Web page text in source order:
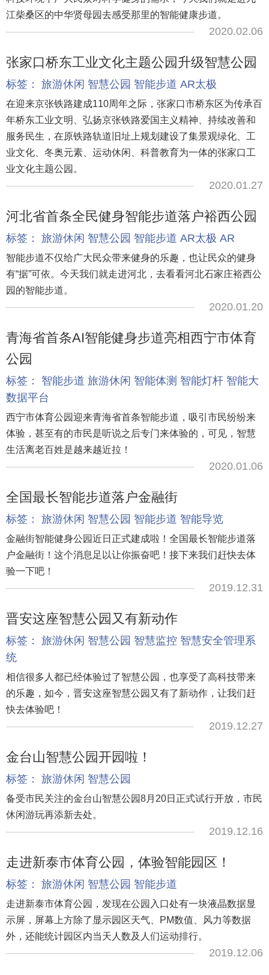
江柴桑区的中华贤母园去感受那里的智能健康步道。
2020.02.06
张家口桥东工业文化主题公园升级智慧公园
标签： 旅游休闲 智慧公园 智能步道 AR太极
在迎来京张铁路建成110周年之际，张家口市桥东区为传承百
年桥东工业文明、弘扬京张铁路爱国主义精神、持续改善和
服务民生，在原铁路轨道旧址上规划建设了集景观绿化、工
业文化、冬奥元素、运动休闲、科普教育为一体的张家口工
业文化主题公园。
2020.01.27
河北省首条全民健身智能步道落户裕西公园
标签： 旅游休闲 智慧公园 智能步道 AR太极 AR
智能步道不仅给广大民众带来健身的乐趣，也让民众的健身
有“据”可依。今天我们就走进河北，去看看河北石家庄裕西公
园的智能步道。
2020.01.20
青海省首条AI智能健身步道亮相西宁市体育
公园
标签： 智能步道 旅游休闲 智能体测 智能灯杆 智能大
数据平台
西宁市体育公园迎来青海省首条智能步道，吸引市民纷纷来
体验，甚至有的市民是听说之后专门来体验的，可见，智慧
生活离老百姓是越来越近拉！
2020.01.06
全国最长智能步道落户金融街
标签： 旅游休闲 智慧公园 智能步道 智能导览
金融街智能健身公园近日正式建成啦！全国最长智能步道落
户金融街！这个消息足以让你振奋吧！接下来我们赶快去体
验一下吧！
2019.12.31
晋安这座智慧公园又有新动作
标签： 旅游休闲 智慧公园 智慧监控 智慧安全管理系
统
相信很多人都已经体验过了智慧公园，也享受了高科技带来
的乐趣，如今，晋安这座智慧公园又有了新动作，让我们赶
快去体验吧！
2019.12.27
金台山智慧公园开园啦！
标签： 旅游休闲 智慧公园
备受市民关注的金台山智慧公园8月20日正式试行开放，市民
休闲游玩再添新去处。
2019.12.16
走进新泰市体育公园，体验智能园区！
标签： 旅游休闲 智慧公园 智能步道
走进新泰市体育公园，发现在公园入口处有一块液晶数据显
示屏，屏幕上方除了显示园区天气、PM数值、风力等数据
外，还能统计园区内当天人数及人们运动排行。
2019.12.06